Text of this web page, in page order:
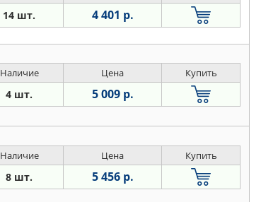
14 шт. 4 401 р.
Наличие Цена Купить
4 шт. 5 009 р.
Наличие Цена Купить
8 шт. 5 456 р.